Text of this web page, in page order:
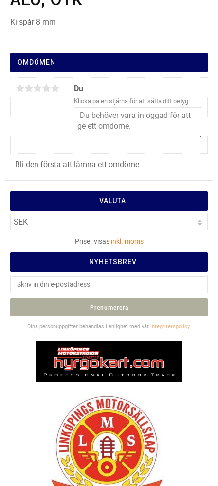
Kilspår 8 mm
OMDÖMEN
Du
Klicka på en stjärna för att sätta ditt betyg
Bli den första att lämna ett omdöme.
VALUTA
Priser visas inkl. moms
NYHETSBREV
Prenumerera
Dina personuppgifter behandlas i enlighet med vår integritetspolicy.